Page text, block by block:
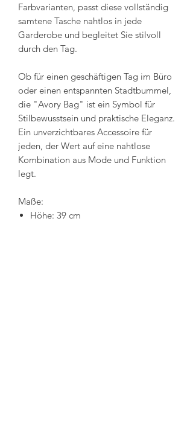
Farbvarianten, passt diese vollständig
samtene Tasche nahtlos in jede
Garderobe und begleitet Sie stilvoll
durch den Tag.
Ob für einen geschäftigen Tag im Büro
oder einen entspannten Stadtbummel,
die "Avory Bag" ist ein Symbol für
Stilbewusstsein und praktische Eleganz.
Ein unverzichtbares Accessoire für
jeden, der Wert auf eine nahtlose
Kombination aus Mode und Funktion
legt.
Maße:
Höhe: 39 cm